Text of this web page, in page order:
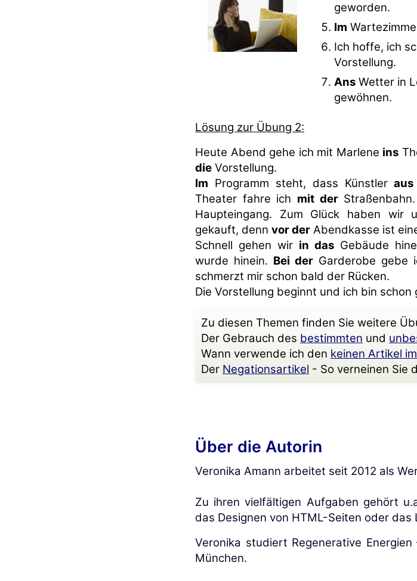
geworden.
Im
Ich hoffe, ich
Vorstellung.
Ans Wetter in
gewöhnen.
Lösung zur Übung 2:
Heute Abend gehe ich mit Marlene ins
die Vorstellung.
Im Programm steht, dass Künstler
Theater fahre ich mit der
Haupteingang. Zum Glück haben wir
gekauft, denn vor der Abendkasse ist
Schnell gehen wir in das Gebäude
wurde hinein. Bei der Garderobe gebe
schmerzt mir schon bald der Rücken.
Die Vorstellung beginnt und ich bin schon
Zu diesen Themen finden Sie weitere
Der Gebrauch des bestimmten und
Wann verwende ich den keinen Artikel
Der Negationsartikel - So verneinen Sie
Über die Autorin
Veronika Amann arbeitet seit 2012 als
Zu ihren vielfältigen Aufgaben gehört
das Designen von HTML-Seiten oder
Veronika studiert Regenerative
München.